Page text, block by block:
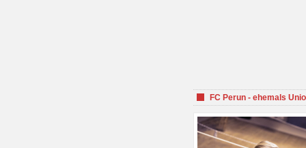
FC Perun - ehemals